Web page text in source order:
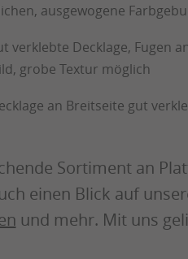
ausgewogene
verklebte Decklage, Fugen
grobe Textur möglich
an Breitseite gut
Sortiment an
einen Blick auf
und mehr. Mit uns